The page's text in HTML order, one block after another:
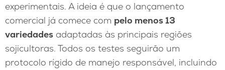
experimentais. A ideia é que o lançamento
comercial já comece com pelo menos 13
variedades adaptadas às principais regiões
sojicultoras. Todos os testes seguirão um
protocolo rígido de manejo responsável, incluindo